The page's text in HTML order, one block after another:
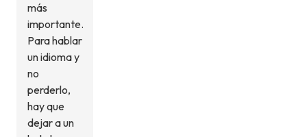
más
importante.
Para hablar
un idioma y
no
perderlo,
hay que
dejar a un